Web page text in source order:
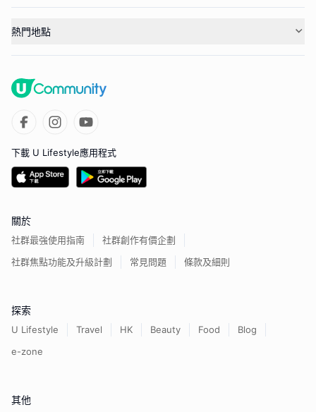
熱門地點
下載 U Lifestyle應用程式
關於
社群最強使用指南
社群創作有價企劃
社群焦點功能及升級計劃
常見問題 條款及細則
探索
U Lifestyle Travel HK Beauty Food
Blog
e-zone
其他